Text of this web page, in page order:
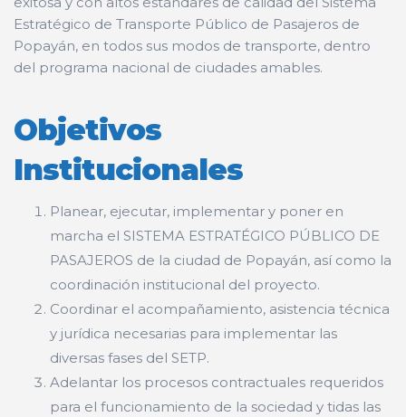
Estratégico de Transporte Público de Pasajeros de
Popayán, en todos sus modos de transporte, dentro
del programa nacional de ciudades amables.
Objetivos
Institucionales
Planear, ejecutar, implementar y poner en
marcha el SISTEMA ESTRATÉGICO PÚBLICO DE
PASAJEROS de la ciudad de Popayán, así como la
coordinación institucional del proyecto.
Coordinar el acompañamiento, asistencia técnica
y jurídica necesarias para implementar las
diversas fases del SETP.
Adelantar los procesos contractuales requeridos
para el funcionamiento de la sociedad y tidas las